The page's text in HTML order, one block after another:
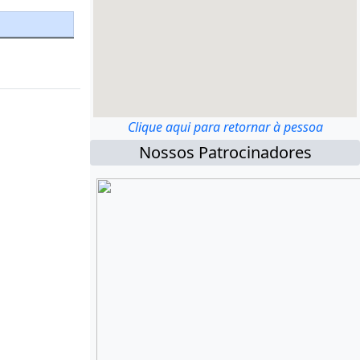
Clique aqui para retornar à pessoa
Nossos Patrocinadores